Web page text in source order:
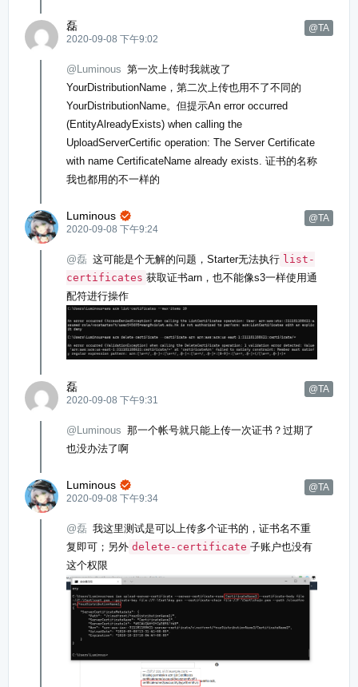
磊
@TA
2020-09-08 下午9:02
@Luminous 第一次上传时我就改了
YourDistributionName，第二次上传也用不了不同的
YourDistributionName。但提示An error occurred
(EntityAlreadyExists) when calling the
UploadServerCertific operation: The Server Certificate
with name CertificateName already exists. 证书的名称
我也都用的不一样的
Luminous @TA

2020-09-08 下午9:24
@磊 这可能是个无解的问题，Starter无法执行 list-
certificates 获取证书arn，也不能像s3一样使用通
配符进行操作
磊
@TA
2020-09-08 下午9:31
@Luminous 那一个帐号就只能上传一次证书？过期了
也没办法了啊
Luminous @TA

2020-09-08 下午9:34
@磊 我这里测试是可以上传多个证书的，证书名不重
复即可；另外 delete-certificate 子账户也没有
这个权限